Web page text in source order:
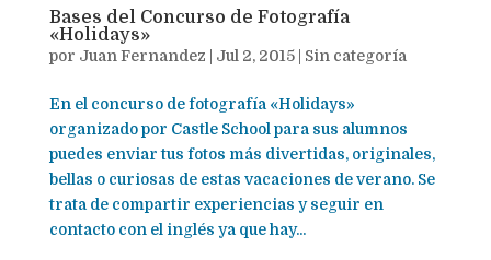
Bases del Concurso de Fotografía
«Holidays»
por Juan Fernandez Jul 2, 2015| Sin categoría
En el concurso de fotografía «Holidays»
organizado por Castle School para sus alumnos
puedes enviar tus fotos más divertidas, originales,
bellas o curiosas de estas vacaciones de verano. Se
trata de compartir experiencias y seguir en
contacto con el inglés ya que hay...